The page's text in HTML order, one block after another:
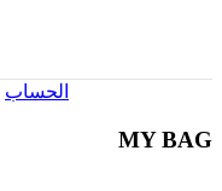
الحساب
MY BAG